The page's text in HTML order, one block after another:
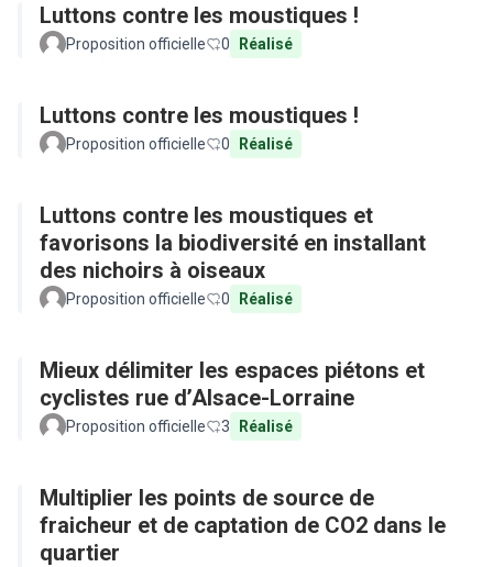
Luttons contre les moustiques !
Proposition officielle 0 Réalisé
Luttons contre les moustiques !
Proposition officielle 0 Réalisé
Luttons contre les moustiques et
favorisons la biodiversité en installant
des nichoirs à oiseaux
Proposition officielle 0 Réalisé
Mieux délimiter les espaces piétons et
cyclistes rue d’Alsace-Lorraine
Proposition officielle 3 Réalisé
Multiplier les points de source de
fraicheur et de captation de CO2 dans le
quartier